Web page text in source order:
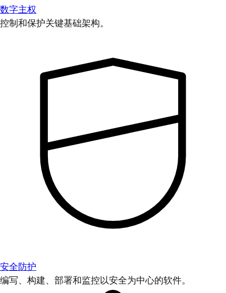
数字主权
控制和保护关键基础架构。
安全防护
编写、构建、部署和监控以安全为中心的软件。